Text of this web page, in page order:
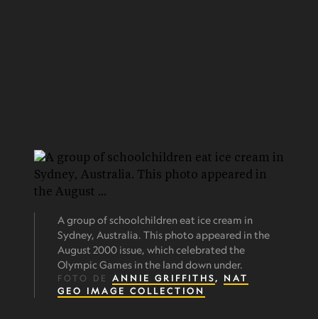
A group of schoolchildren eat ice cream in
Sydney, Australia. This photo appeared in the
August 2000 issue, which celebrated the
Olympic Games in the land down under.
FOTO DE ANNIE GRIFFITHS, NAT
GEO IMAGE COLLECTION